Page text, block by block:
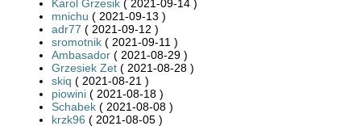
Karol Grzesik ( 2021-09-14 )
mnichu ( 2021-09-13 )
adr77 ( 2021-09-12 )
sromotnik ( 2021-09-11 )
Ambasador ( 2021-08-29 )
Grzesiek Zet ( 2021-08-28 )
skiq ( 2021-08-21 )
piowini ( 2021-08-18 )
Schabek ( 2021-08-08 )
krzk96 ( 2021-08-05 )